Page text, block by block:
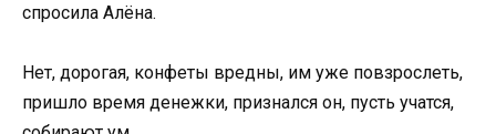
спросила Алёна.
Нет, дорогая, конфеты вредны, им уже повзрослеть,
пришло время денежки, признался он, пусть учатся,